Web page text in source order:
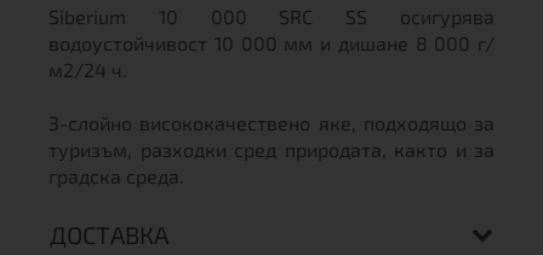
Siberium 10 000 SRC SS осигурява
водоустойчивост 10 000 мм и дишане 8 000 г/
м2/24 ч.
3-слойно висококачествено яке, подходящо за
туризъм, разходки сред природата, както и за
градска среда.
ДОСТАВКА